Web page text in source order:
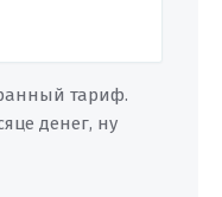
тариф.
денег, ну